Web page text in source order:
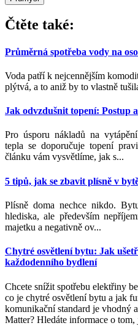
Čtěte také:
Průměrná spotřeba vody na
Voda patří k nejcennějším
plýtvá, a to aniž by to vlastně
Jak odvzdušnit topení: Postup
Pro úsporu nákladů na
tepla se doporučuje topení
článku vám vysvětlíme, jak s...
5 tipů, jak se zbavit plísně v
Plísně doma nechce nikdo.
hlediska, ale především
majetku a negativně ov...
Chytré osvětlení bytu: Jak
každodenního bydlení
Chcete snížit spotřebu elektřiny
co je chytré osvětlení bytu a jak
komunikační standard je vhodný
Matter? Hledáte informace o